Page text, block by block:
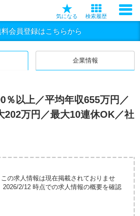
気になる 検索履歴
料会員登録はこちらから
企業情報
以上／平均年収655万円／
202万円／最大10連休OK／社
の求人情報は現在掲載されておりませ
2026/2/12 時点での求人情報の概要を確認